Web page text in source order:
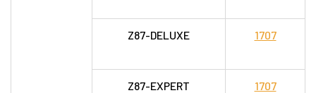
Z87-DELUXE 1707
Z87-EXPERT 1707